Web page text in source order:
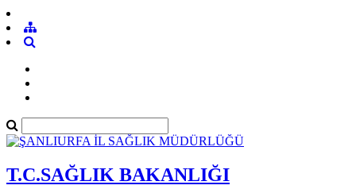
T.C.SAĞLIK BAKANLIĞI